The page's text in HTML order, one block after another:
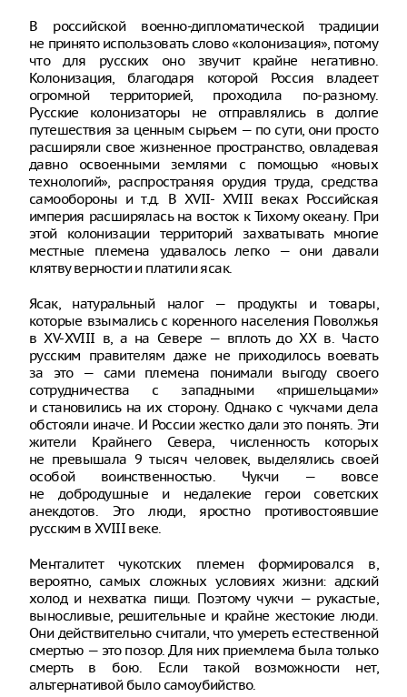
В российской военно-дипломатической традиции
не принято использовать слово «колонизация», потому
что для русских оно звучит крайне негативно.
Колонизация, благодаря которой Россия владеет
огромной территорией, проходила по-разному.
Русские колонизаторы не отправлялись в долгие
путешествия за ценным сырьем — по сути, они просто
расширяли свое жизненное пространство, овладевая
давно освоенными землями с помощью «новых
технологий», распространяя орудия труда, средства
самообороны и т.д. В XVII- XVIII веках Российская
империя расширялась на восток к Тихому океану. При
этой колонизации территорий захватывать многие
местные племена удавалось легко — они давали
клятву верности и платили ясак.
Ясак, натуральный налог — продукты и товары,
которые взымались с коренного населения Поволжья
в ХV-ХVIII в, а на Севере — вплоть до ХХ в. Часто
русским правителям даже не приходилось воевать
за это — сами племена понимали выгоду своего
сотрудничества с западными «пришельцами»
и становились на их сторону. Однако с чукчами дела
обстояли иначе. И России жестко дали это понять. Эти
жители Крайнего Севера, численность которых
не превышала 9 тысяч человек, выделялись своей
особой воинственностью. Чукчи — вовсе
не добродушные и недалекие герои советских
анекдотов. Это люди, яростно противостоявшие
русским в ХVIII веке.
Менталитет чукотских племен формировался в,
вероятно, самых сложных условиях жизни: адский
холод и нехватка пищи. Поэтому чукчи — рукастые,
выносливые, решительные и крайне жестокие люди.
Они действительно считали, что умереть естественной
смертью — это позор. Для них приемлема была только
смерть в бою. Если такой возможности нет,
альтернативой было самоубийство.